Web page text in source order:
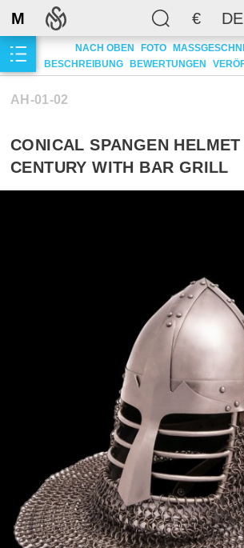
€ DE
M
NACH OBEN FOTO
BESCHREIBUNG BEWERTUNGEN
AH-01-02
CONICAL SPANGEN
CENTURY WITH BAR GRILL